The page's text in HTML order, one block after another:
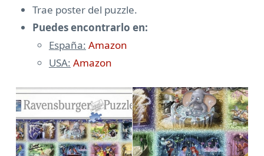
Trae poster del puzzle.
Puedes encontrarlo en:
España: Amazon
USA: Amazon